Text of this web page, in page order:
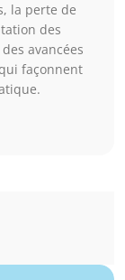
la perte de
des
avancées
façonnent